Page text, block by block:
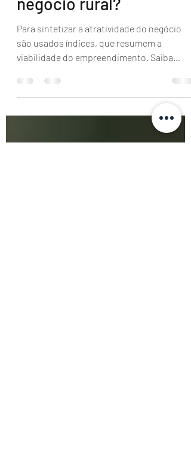
O que considerar ao
avaliar a atratividade do
negócio rural?
Para sintetizar a atratividade do negócio
são usados índices, que resumem a
viabilidade do empreendimento. Saiba